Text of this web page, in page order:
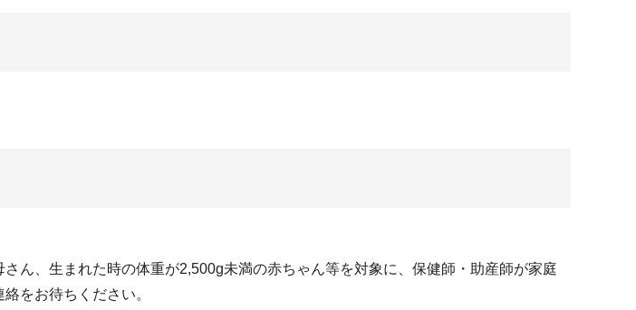
ん、生まれた時の体重が2,500g未満の赤ちゃん等を対象に、保健師・助産師が家庭
をお待ちください。